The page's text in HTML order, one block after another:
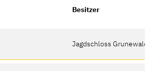
Besitzer
Jagdschloss Grunewald